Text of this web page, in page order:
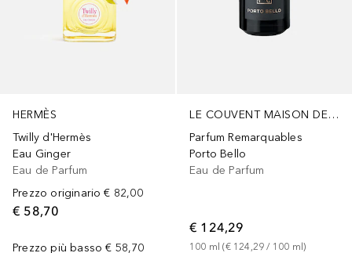
HERMÈS
Twilly d'Hermès
Eau Ginger
Eau de Parfum
Prezzo originario € 82,00
€ 58,70
Prezzo più basso € 58,70
LE COUVENT MAISON DE PARFUM
Parfum Remarquables
Porto Bello
Eau de Parfum
€ 124,29
100 ml (€ 124,29 / 100 ml)